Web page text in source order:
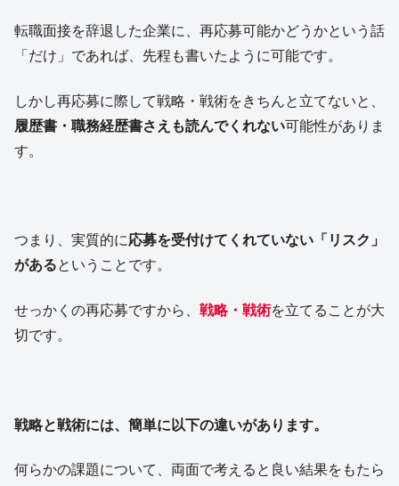
転職面接を辞退した企業に、再応募可能かどうかという話
「だけ」であれば、先程も書いたように可能です。
しかし再応募に際して戦略・戦術をきちんと立てないと、
履歴書・職務経歴書さえも読んでくれない可能性がありま
す。
つまり、実質的に応募を受付けてくれていない「リスク」
があるということです。
せっかくの再応募ですから、 戦略・戦術を立てることが大
切です。
戦略と戦術には、簡単に以下の違いがあります。
何らかの課題について、両面で考えると良い結果をもたら